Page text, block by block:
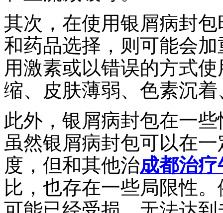
其次，在使用银屑病封
和药品选择，则可能会
用激素或以错误的方式
缩、皮肤薄弱、色素沉
此外，银屑病封包在一
虽然银屑病封包可以在
度，但和其他治成都治
比，也存在一些局限性